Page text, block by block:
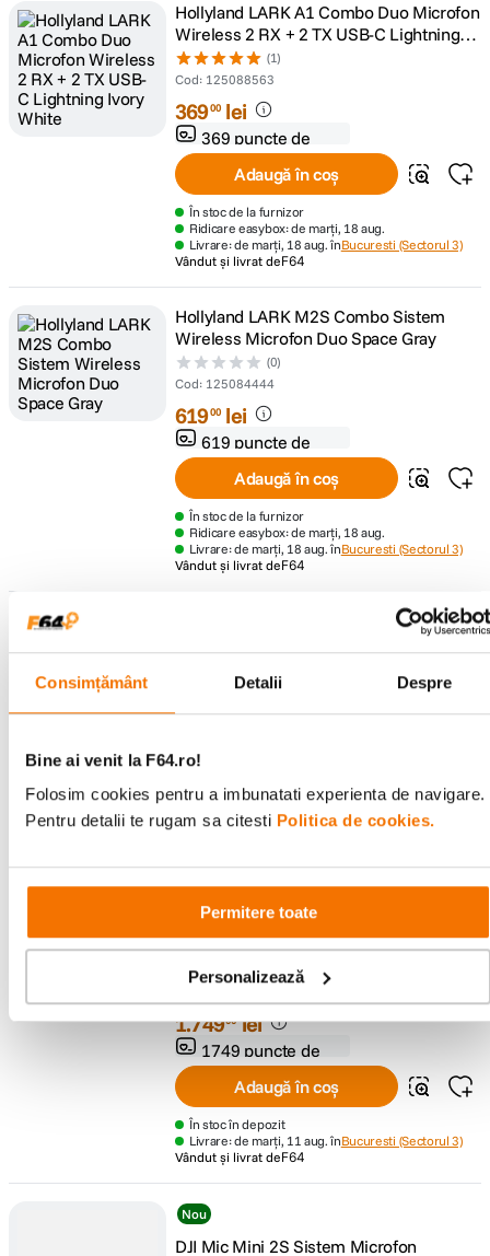
Consimțământ Detalii Despre
Bine ai venit la F64.ro!
Folosim cookies pentru a imbunatati experienta de navigare.
Pentru detalii te rugam sa citesti Politica de cookies.
Permitere toate
Personalizează
Hollyland LARK A1 Combo Duo Microfon
Wireless 2 RX + 2 TX USB-C Lightning
Ivory White (1)
Cod: 125088563
36900 lei
369 puncte de
fidelitate
Adaugă în coș
În stoc de la furnizor
Ridicare easybox: de marți, 18 aug.
Livrare: de marți, 18 aug. înBucuresti (Sectorul 3)
Vândut și livrat deF64
Hollyland LARK M2S Combo Sistem
Wireless Microfon Duo Space Gray
(0)
Cod: 125084444
61900 lei
619 puncte de
fidelitate
Adaugă în coș
În stoc de la furnizor
Ridicare easybox: de marți, 18 aug.
Livrare: de marți, 18 aug. înBucuresti (Sectorul 3)
Vândut și livrat deF64
SmallRig 5717 S70-C2 Microfon
125095658
34900 lei
fidelitate
Adaugă în coș
În stoc în magazin
Vândut și livrat deF64
Insta360 Mic Pro Microfon Wireless 2 TX
+ 1 RX
(0)
1.74900 lei
1749 puncte de
fidelitate
Adaugă în coș
În stoc în depozit
Livrare: de marți, 11 aug. înBucuresti (Sectorul 3)
Vândut și livrat deF64
Nou
DJI Mic Mini 2S Sistem Microfon